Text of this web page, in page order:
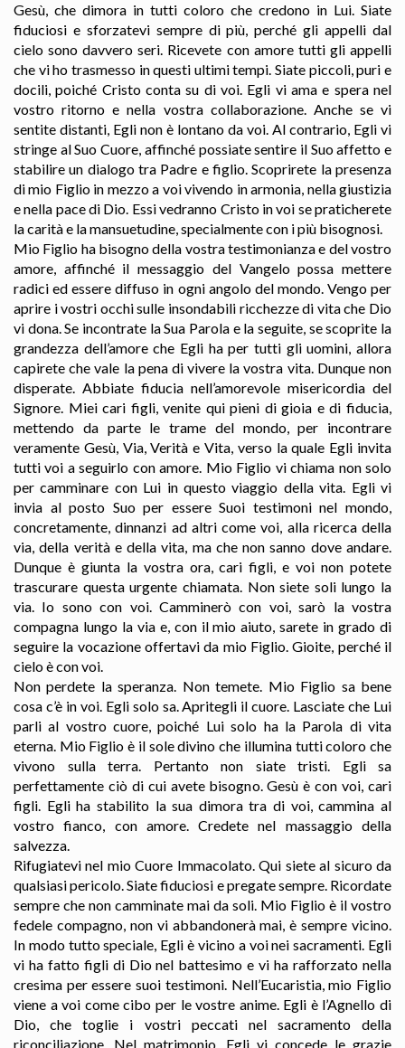
Gesù, che dimora in tutti coloro che credono in Lui. Siate
fiduciosi e sforzatevi sempre di più, perché gli appelli dal
cielo sono davvero seri. Ricevete con amore tutti gli appelli
che vi ho trasmesso in questi ultimi tempi. Siate piccoli, puri e
docili, poiché Cristo conta su di voi. Egli vi ama e spera nel
vostro ritorno e nella vostra collaborazione. Anche se vi
sentite distanti, Egli non è lontano da voi. Al contrario, Egli vi
stringe al Suo Cuore, affinché possiate sentire il Suo affetto e
stabilire un dialogo tra Padre e figlio. Scoprirete la presenza
di mio Figlio in mezzo a voi vivendo in armonia, nella giustizia
e nella pace di Dio. Essi vedranno Cristo in voi se praticherete
la carità e la mansuetudine, specialmente con i più bisognosi.
Mio Figlio ha bisogno della vostra testimonianza e del vostro
amore, affinché il messaggio del Vangelo possa mettere
radici ed essere diffuso in ogni angolo del mondo. Vengo per
aprire i vostri occhi sulle insondabili ricchezze di vita che Dio
vi dona. Se incontrate la Sua Parola e la seguite, se scoprite la
grandezza dell’amore che Egli ha per tutti gli uomini, allora
capirete che vale la pena di vivere la vostra vita. Dunque non
disperate. Abbiate fiducia nell’amorevole misericordia del
Signore. Miei cari figli, venite qui pieni di gioia e di fiducia,
mettendo da parte le trame del mondo, per incontrare
veramente Gesù, Via, Verità e Vita, verso la quale Egli invita
tutti voi a seguirlo con amore. Mio Figlio vi chiama non solo
per camminare con Lui in questo viaggio della vita. Egli vi
invia al posto Suo per essere Suoi testimoni nel mondo,
concretamente, dinnanzi ad altri come voi, alla ricerca della
via, della verità e della vita, ma che non sanno dove andare.
Dunque è giunta la vostra ora, cari figli, e voi non potete
trascurare questa urgente chiamata. Non siete soli lungo la
via. Io sono con voi. Camminerò con voi, sarò la vostra
compagna lungo la via e, con il mio aiuto, sarete in grado di
seguire la vocazione offertavi da mio Figlio. Gioite, perché il
cielo è con voi.
Non perdete la speranza. Non temete. Mio Figlio sa bene
cosa c’è in voi. Egli solo sa. Apritegli il cuore. Lasciate che Lui
parli al vostro cuore, poiché Lui solo ha la Parola di vita
eterna. Mio Figlio è il sole divino che illumina tutti coloro che
vivono sulla terra. Pertanto non siate tristi. Egli sa
perfettamente ciò di cui avete bisogno. Gesù è con voi, cari
figli. Egli ha stabilito la sua dimora tra di voi, cammina al
vostro fianco, con amore. Credete nel massaggio della
salvezza.
Rifugiatevi nel mio Cuore Immacolato. Qui siete al sicuro da
qualsiasi pericolo. Siate fiduciosi e pregate sempre. Ricordate
sempre che non camminate mai da soli. Mio Figlio è il vostro
fedele compagno, non vi abbandonerà mai, è sempre vicino.
In modo tutto speciale, Egli è vicino a voi nei sacramenti. Egli
vi ha fatto figli di Dio nel battesimo e vi ha rafforzato nella
cresima per essere suoi testimoni. Nell’Eucaristia, mio Figlio
viene a voi come cibo per le vostre anime. Egli è l’Agnello di
Dio, che toglie i vostri peccati nel sacramento della
riconciliazione. Nel matrimonio, Egli vi concede le grazie